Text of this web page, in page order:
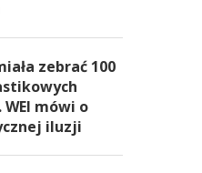
zebrać 100
mówi o
iluzji